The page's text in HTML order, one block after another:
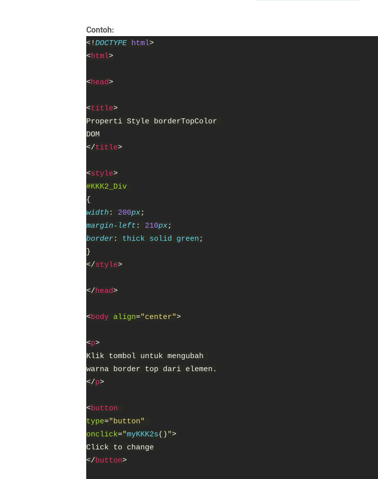
Contoh:
<!DOCTYPE html>
<html>
<head>
<title>
Properti Style borderTopColor
DOM
</title>
<style>
#KKK2_Div
{
width : 200px;
margin-left : 210px;
border: thick solid green ;
}
</style>
</head>
<body align="center">
<p>
Klik tombol untuk mengubah
warna border top dari elemen.
</p>
<button
type="button"
onclick="myKKK2s() ">
Click to change
</button>